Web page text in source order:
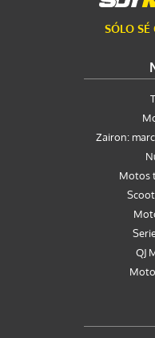
SÓLO SÉ
Zairon:
Motos
QJ